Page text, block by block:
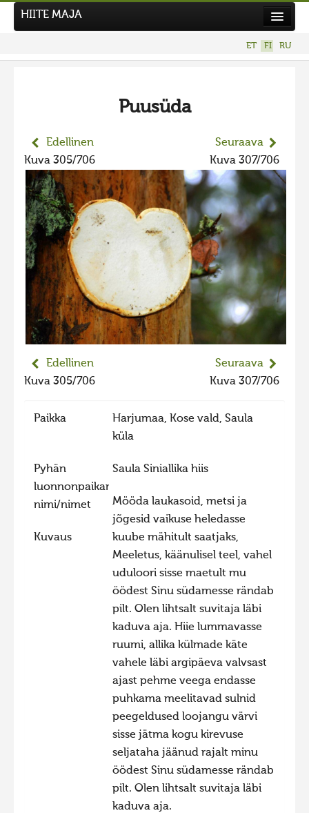
HIITE MAJA
ET FI RU
Puusüda
Edellinen
Kuva 305/706
Seuraava
Kuva 307/706
Edellinen
Kuva 305/706
Seuraava
Kuva 307/706
Paikka
Harjumaa, Kose vald, Saula
küla
Pyhän
luonnonpaikan
nimi/nimet
Saula Siniallika hiis
Kuvaus
Mööda laukasoid, metsi ja
jõgesid vaikuse heledasse
kuube mähitult saatjaks,
Meeletus, käänulisel teel, vahel
uduloori sisse maetult mu
öödest Sinu südamesse rändab
pilt. Olen lihtsalt suvitaja läbi
kaduva aja. Hiie lummavasse
ruumi, allika külmade käte
vahele läbi argipäeva valvsast
ajast pehme veega endasse
puhkama meelitavad sulnid
peegeldused loojangu värvi
sisse jätma kogu kirevuse
seljataha jäänud rajalt minu
öödest Sinu südamesse rändab
pilt. Olen lihtsalt suvitaja läbi
kaduva aja.